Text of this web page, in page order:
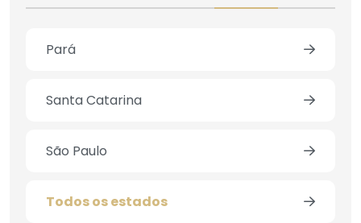
Pará
Santa Catarina
São Paulo
Todos os estados